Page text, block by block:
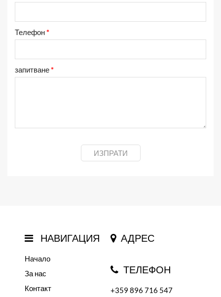
Телефон*
запитване*
ИЗПРАТИ
НАВИГАЦИЯ
Начало
За нас
Контакт
АДРЕС
ТЕЛЕФОН
+359 896 716 547